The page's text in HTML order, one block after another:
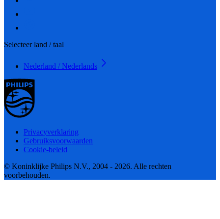
Selecteer land / taal
Nederland / Nederlands
Privacyverklaring
Gebruiksvoorwaarden
Cookie-beleid
© Koninklijke Philips N.V., 2004 - 2026. Alle rechten
voorbehouden.